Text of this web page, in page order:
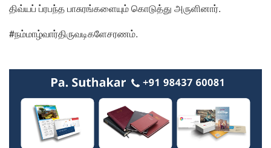
திவ்யப் ப்ரபந்த பாசுரங்களையும் கொடுத்து அருளினார்.
#நம்மாழ்வார்திருவடிகளேசரணம்.